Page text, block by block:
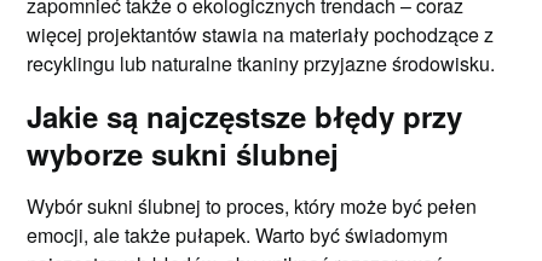
więcej projektantów stawia na materiały pochodzące z
recyklingu lub naturalne tkaniny przyjazne środowisku.
Jakie są najczęstsze błędy przy
wyborze sukni ślubnej
Wybór sukni ślubnej to proces, który może być pełen
emocji, ale także pułapek. Warto być świadomym